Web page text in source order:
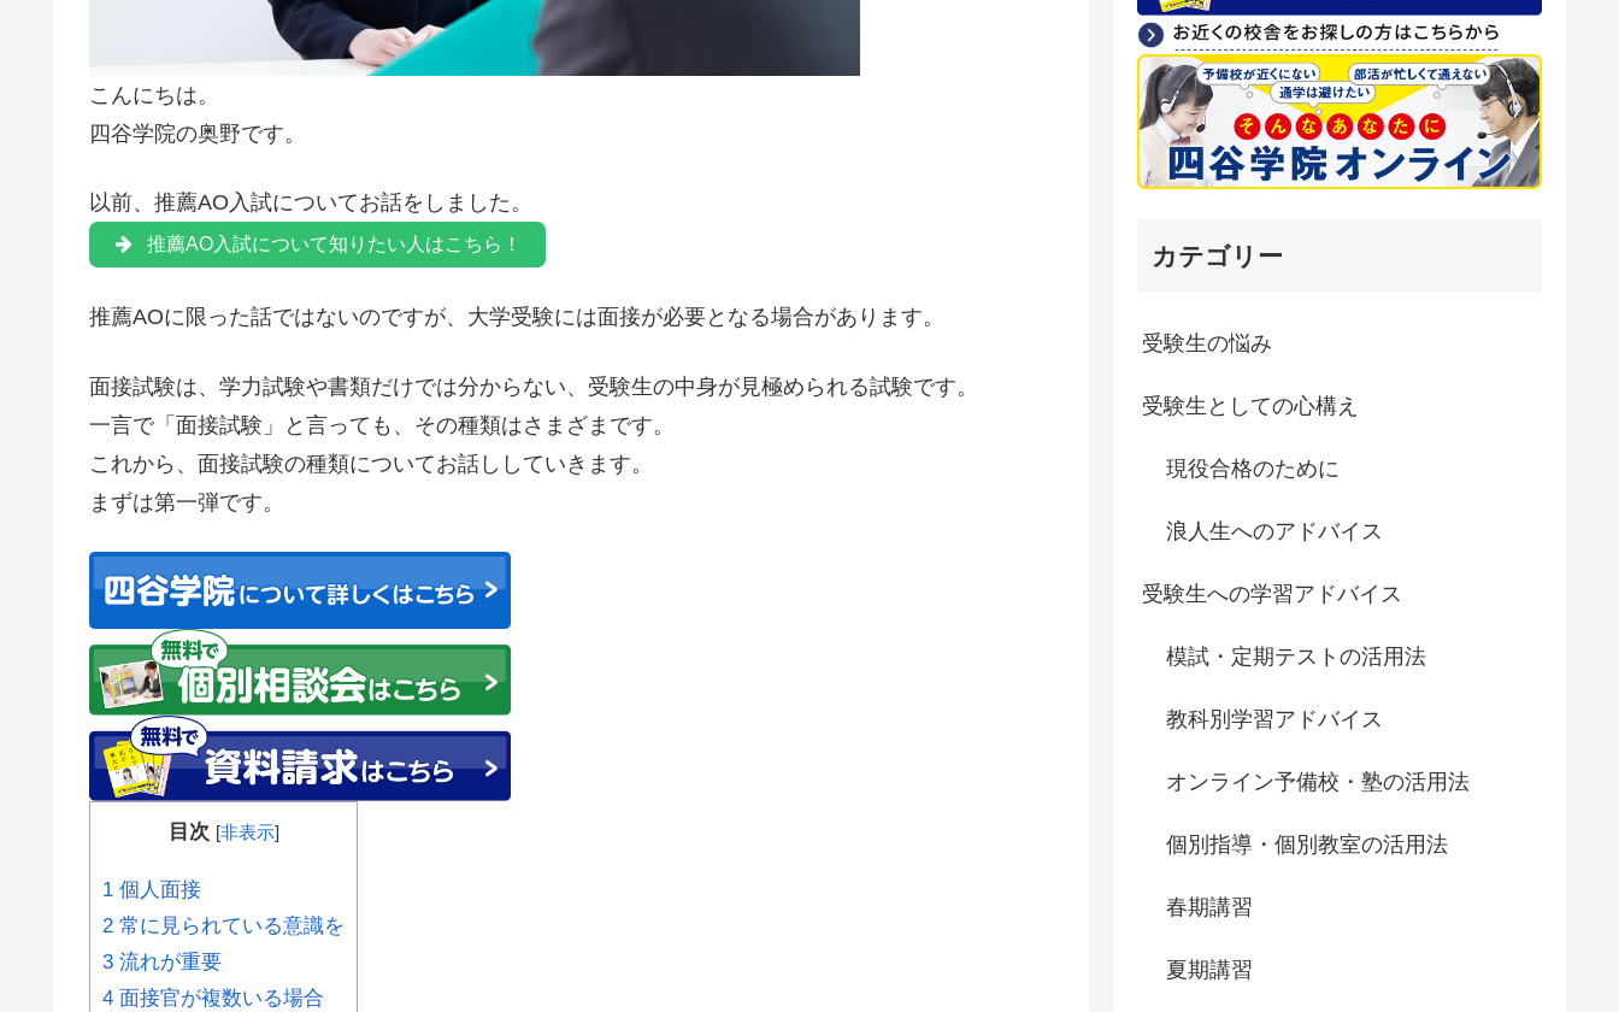
こんにちは。
四谷学院の奥野です。
以前、推薦AO入試についてお話をしました。
推薦AO入試について知りたい人はこちら！
推薦AOに限った話ではないのですが、大学受験には面接が必要となる場合があります。
面接試験は、学力試験や書類だけでは分からない、受験生の中身が見極められる試験です。
一言で「面接試験」
と言っても、その種類はさまざまです。
これから、面接試験の種類についてお話ししていきます。
まずは第一弾です。
目次 [非表示]
1 個人面接
2 常に見られている意識を
3 流れが重要
4 面接官が複数いる場合
カテゴリー
受験生の悩み
受験生としての心構え
現役合格のために
浪人生へのアドバイス
受験生への学習アドバイス
模試・定期テストの活用法
教科別学習アドバイス
オンライン予備校・塾の活用法
個別指導・個別教室の活用法
春期講習
夏期講習